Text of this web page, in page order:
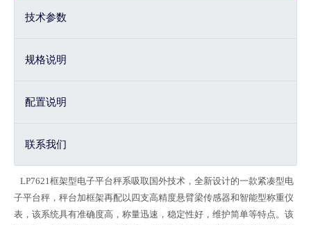
技术参数
规格说明
配置说明
联系我们
LP7621框架型电子平台秤系吸取国外技术，全新设计的一款紧凑型电
子平台秤，秤台加框架再配以四支高精度悬臂梁传感器和智能型称重仪
表，该系统具有准确度高，称量迅速，稳定性好，维护简单等特点。该